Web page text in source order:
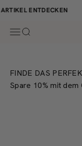
↵Zum Inhalt
↵Zum Menü
↵Fußzeile springen
↵Barrierefreiheits-
Zum Inhalt springen
ENTDECKEN
Navigationsmenü
Suche öffnen
FINDE DAS
Spare 10% mit dem